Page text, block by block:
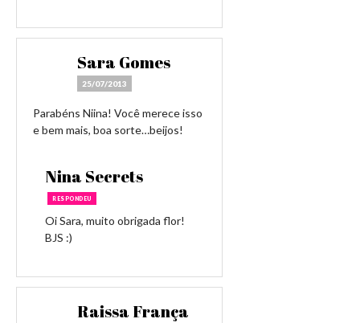
Sara Gomes
25/07/2013
Parabéns Niina! Você merece isso
e bem mais, boa sorte…beijos!
Nina Secrets
RESPONDEU
Oi Sara, muito obrigada flor!
BJS :)
Raissa França